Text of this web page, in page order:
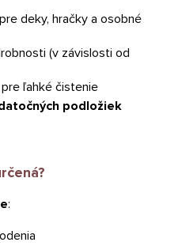
pre deky, hračky a osobné
(v závislosti od
pre ľahké čistenie
podložiek
: